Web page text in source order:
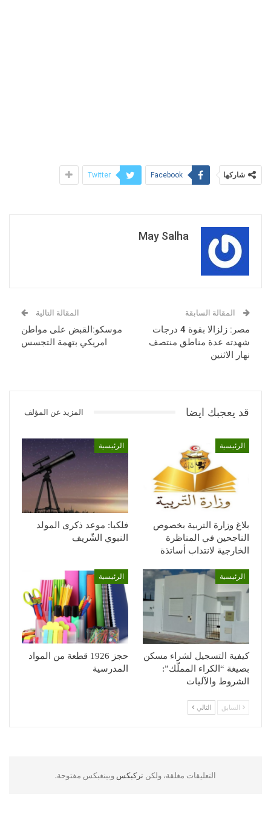
شاركها Facebook
Twitter
May Salha
المقالة السابقة
مصر: زلزالا بقوة 4 درجات
شهدته عدة مناطق منتصف
نهار الاثنين
المقالة التالية
موسكو:القبض على مواطن
امريكي بتهمة التجسس
قد يعجبك ايضا المزيد عن المؤلف
الرئيسية
بلاغ وزارة التربية بخصوص
الناجحين في المناظرة
الخارجية لانتداب أساتذة
الرئيسية
فلكيا: موعد ذكرى المولد
النبوي الشّريف
الرئيسية
كيفية التسجيل لشراء مسكن
بصيغة “الكراء المملّك”:
الشروط والآليات
الرئيسية
حجز 1926 قطعة من المواد
المدرسية
السابق التالي
التعليقات مغلقة، ولكن تركبكس وبينغبكس مفتوحة.